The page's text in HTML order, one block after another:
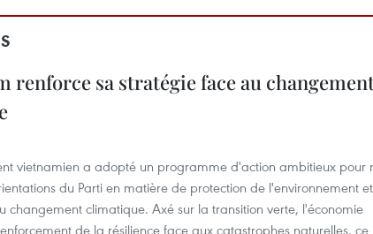
renforce sa stratégie face au
vietnamien a adopté un programme d'action ambitieux pour
du Parti en matière de protection de l'environnement et
changement climatique. Axé sur la transition verte, l'économie
de la résilience face aux catastrophes naturelles, ce